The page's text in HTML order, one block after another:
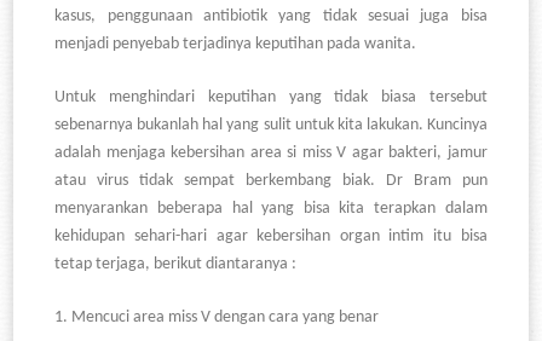
kasus, penggunaan antibiotik yang tidak sesuai juga bisa
menjadi penyebab terjadinya keputihan pada wanita.
Untuk menghindari keputihan yang tidak biasa tersebut
sebenarnya bukanlah hal yang sulit untuk kita lakukan. Kuncinya
adalah menjaga kebersihan area si miss V agar bakteri, jamur
atau virus tidak sempat berkembang biak. Dr Bram pun
menyarankan beberapa hal yang bisa kita terapkan dalam
kehidupan sehari-hari agar kebersihan organ intim itu bisa
tetap terjaga, berikut diantaranya :
1. Mencuci area miss V dengan cara yang benar